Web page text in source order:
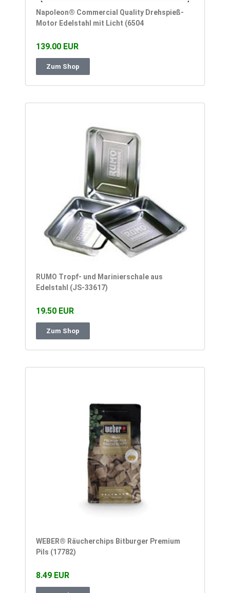
Napoleon® Commercial Quality Drehspieß-
Motor Edelstahl mit Licht (6504
139.00 EUR
Zum Shop
RUMO Tropf- und Marinierschale aus
Edelstahl (JS-33617)
19.50 EUR
Zum Shop
WEBER® Räucherchips Bitburger Premium
Pils (17782)
8.49 EUR